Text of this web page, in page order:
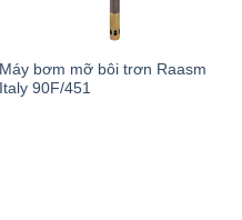
Máy bơm mỡ bôi trơn Raasm
Italy 90F/451